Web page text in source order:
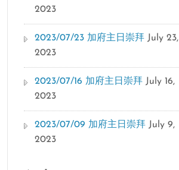
2023
2023/07/23 加府主日崇拜 July 23,
2023
2023/07/16 加府主日崇拜 July 16,
2023
2023/07/09 加府主日崇拜 July 9,
2023